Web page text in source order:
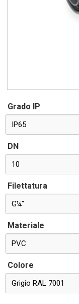
Grado IP
IP65
DN
10
Filettatura
G¼"
Materiale
PVC
Colore
Grigio RAL 7001